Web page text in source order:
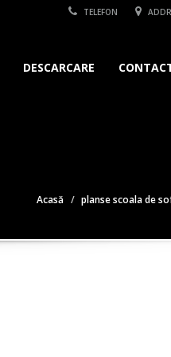
TELEFON
DESCARCARE
Acasă planse scoala de